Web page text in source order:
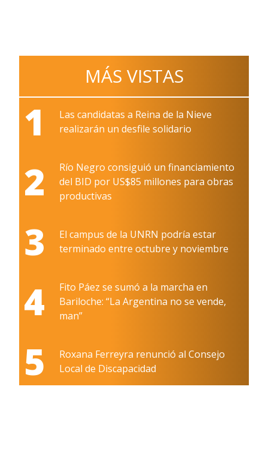
MÁS VISTAS
1
Las candidatas a Reina de la Nieve
realizarán un desfile solidario
2
Río Negro consiguió un financiamiento
del BID por US$85 millones para obras
productivas
3
El campus de la UNRN podría estar
terminado entre octubre y noviembre
4
Fito Páez se sumó a la marcha en
Bariloche: “La Argentina no se vende,
man”
5
Roxana Ferreyra renunció al Consejo
Local de Discapacidad